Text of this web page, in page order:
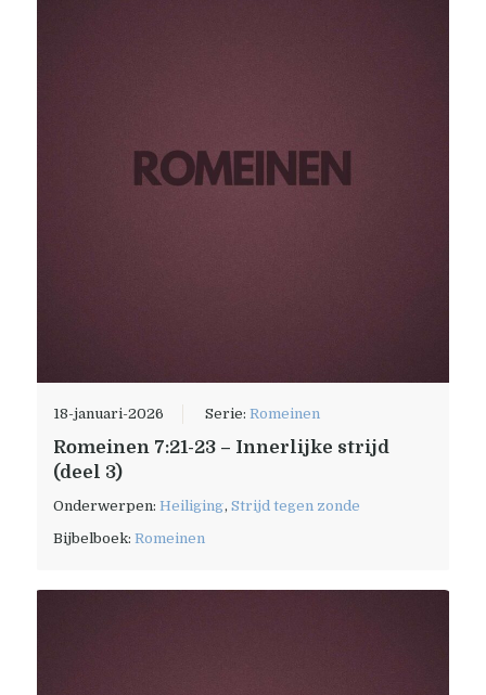
18-januari-2026 Serie:Romeinen
Romeinen 7:21-23 – Innerlijke strijd
(deel 3)
Onderwerpen:Heiliging,Strijd tegen zonde
Bijbelboek:Romeinen